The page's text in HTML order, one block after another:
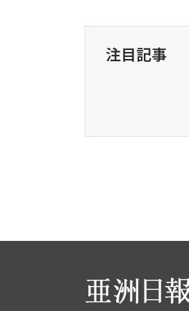
注目記事